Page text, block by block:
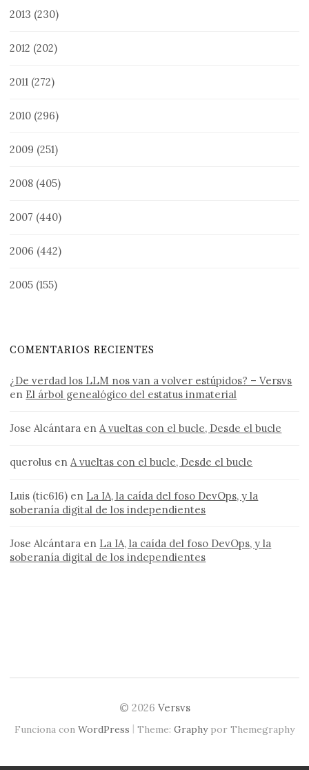
2013 (230)
2012 (202)
2011 (272)
2010 (296)
2009 (251)
2008 (405)
2007 (440)
2006 (442)
2005 (155)
COMENTARIOS RECIENTES
¿De verdad los LLM nos van a volver estúpidos? – Versvs
en El árbol genealógico del estatus inmaterial
Jose Alcántara enA vueltas con el bucle, Desde el bucle
querolus enA vueltas con el bucle, Desde el bucle
Luis (tic616) en La IA, la caída del foso DevOps, y la
soberanía digital de los independientes
Jose Alcántara en La IA, la caída del foso DevOps, y la
soberanía digital de los independientes
© 2026 Versvs
Funciona con WordPress | Theme: Graphypor Themegraphy